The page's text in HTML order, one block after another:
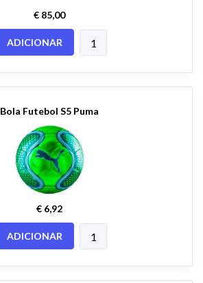
€ 85,00
ADICIONAR
Bola Futebol S5 Puma
€ 6,92
ADICIONAR